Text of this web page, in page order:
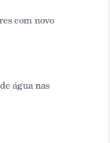
com novo
água nas